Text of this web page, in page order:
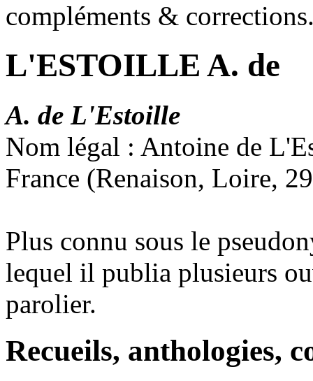
compléments &
L'ESTOILLE A. de
A. de L'Estoille
Nom légal : Antoine de
France (Renaison, Loire,
Plus connu sous le
lequel il publia plusieurs
parolier.
Recueils, anthologies,